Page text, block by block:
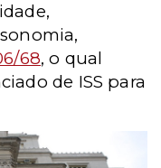
68, o qual
de ISS para